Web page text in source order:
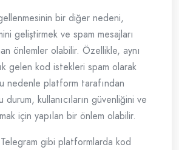
bir diğer nedeni,
geliştirmek ve spam mesajları
önlemler olabilir. Özellikle, aynı
gelen kod istekleri spam olarak
nedenle platform tarafından
kullanıcıların güvenliğini ve
için yapılan bir önlem olabilir.
gibi platformlarda kod